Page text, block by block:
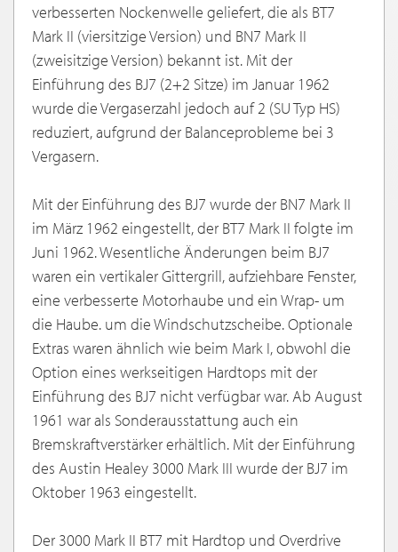
verbesserten Nockenwelle geliefert, die als BT7
Mark II (viersitzige Version) und BN7 Mark II
(zweisitzige Version) bekannt ist. Mit der
Einführung des BJ7 (2+2 Sitze) im Januar 1962
wurde die Vergaserzahl jedoch auf 2 (SU Typ HS)
reduziert, aufgrund der Balanceprobleme bei 3
Vergasern.
Mit der Einführung des BJ7 wurde der BN7 Mark II
im März 1962 eingestellt, der BT7 Mark II folgte im
Juni 1962. Wesentliche Änderungen beim BJ7
waren ein vertikaler Gittergrill, aufziehbare Fenster,
eine verbesserte Motorhaube und ein Wrap- um
die Haube. um die Windschutzscheibe. Optionale
Extras waren ähnlich wie beim Mark I, obwohl die
Option eines werkseitigen Hardtops mit der
Einführung des BJ7 nicht verfügbar war. Ab August
1961 war als Sonderausstattung auch ein
Bremskraftverstärker erhältlich. Mit der Einführung
des Austin Healey 3000 Mark III wurde der BJ7 im
Oktober 1963 eingestellt.
Der 3000 Mark II BT7 mit Hardtop und Overdrive